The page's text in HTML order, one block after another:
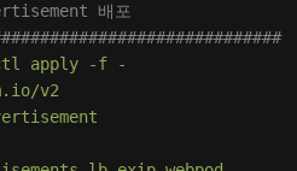
배포
apply -f -
v2